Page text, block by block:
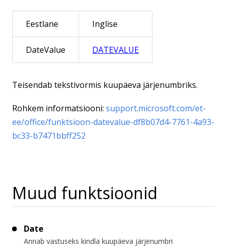
Eestlane Inglise
DateValue DATEVALUE
Teisendab tekstivormis kuupäeva järjenumbriks.
Rohkem informatsiooni: support.microsoft.com/et-
ee/office/funktsioon-datevalue-df8b07d4-7761-4a93-
bc33-b7471bbff252
Muud funktsioonid
Date
Annab vastuseks kindla kuupäeva järjenumbri